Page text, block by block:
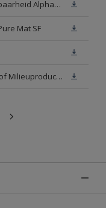
Technical Report decontamineerbaarheid Alphacryl Pure Mat SF
Mat SF
Sikkens Interior Wallpaints - EPD of Milieuproductverklaring